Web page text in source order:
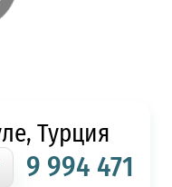
Турция
9 994 471